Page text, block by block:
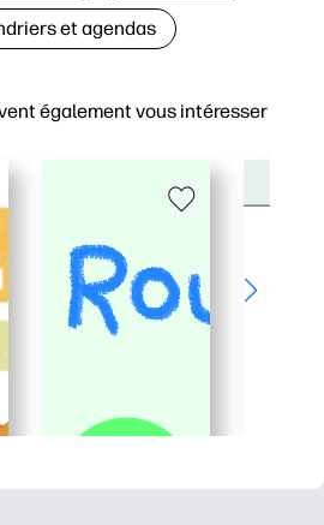
également vous intéresser
et agendas